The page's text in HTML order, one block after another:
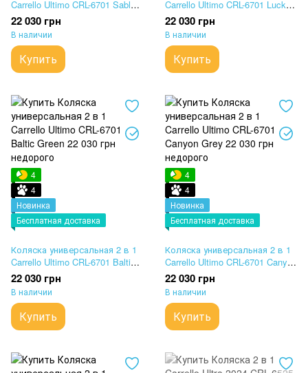
Carrello Ultimo CRL-6701 Sable
Black
22 030 грн
В наличии
Купить
Carrello Ultimo CRL-6701 Lucky
Brown
22 030 грн
В наличии
Купить
4
4
Новинка
Бесплатная доставка
Коляска универсальная 2 в 1
Carrello Ultimo CRL-6701 Baltic
Green
22 030 грн
В наличии
Купить
4
4
Новинка
Бесплатная доставка
Коляска универсальная 2 в 1
Carrello Ultimo CRL-6701 Canyon
Grey
22 030 грн
В наличии
Купить